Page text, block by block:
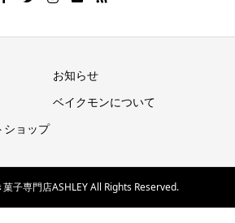
お知らせ
ベイクモンについて
ショップ
子専門店ASHLEY All Rights Reserved.